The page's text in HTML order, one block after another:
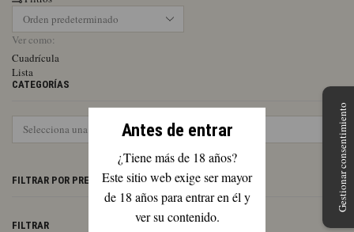
Antes de entrar
¿Tiene más de 18 años?
Este sitio web exige ser mayor
de 18 años para entrar en él y
ver su contenido.
Ver como:
Cuadrícula
Lista
CATEGORÍAS
FILTRAR POR PRECIO
FILTRAR
Gestionar consentimiento